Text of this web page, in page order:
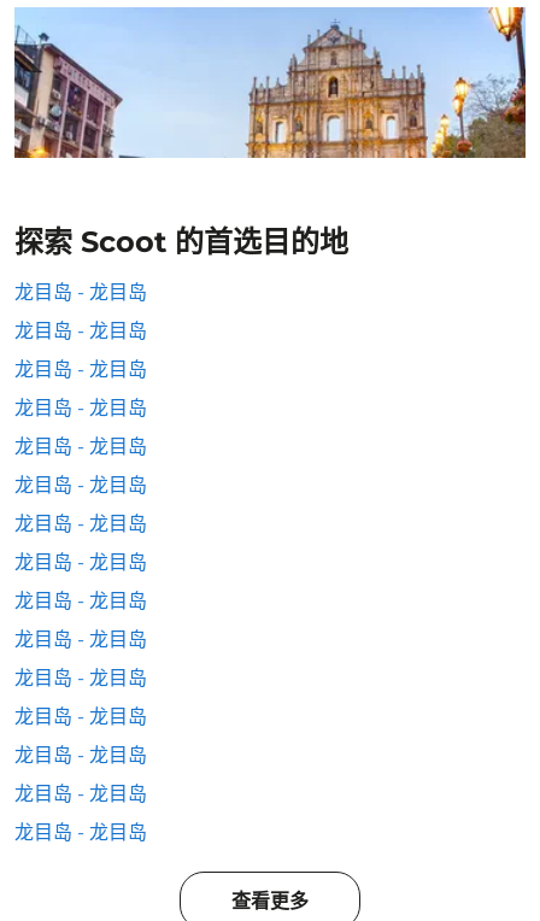
探索 Scoot 的首选目的地
龙目岛 - 龙目岛
龙目岛 - 龙目岛
龙目岛 - 龙目岛
龙目岛 - 龙目岛
龙目岛 - 龙目岛
龙目岛 - 龙目岛
龙目岛 - 龙目岛
龙目岛 - 龙目岛
龙目岛 - 龙目岛
龙目岛 - 龙目岛
龙目岛 - 龙目岛
龙目岛 - 龙目岛
龙目岛 - 龙目岛
龙目岛 - 龙目岛
龙目岛 - 龙目岛
查看更多